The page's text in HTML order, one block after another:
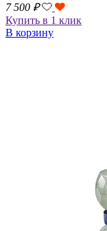
7 500 ₽
Купить в 1 клик
В корзину